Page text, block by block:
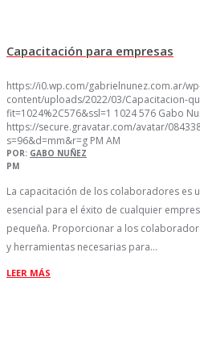
Capacitación para empresas
https://i0.wp.com/gabrielnunez.com.ar/
content/uploads/2022/03/Capacitacion-
fit=1024%2C576&ssl=1 1024576 Gabo
https://secure.gravatar.com/avatar/
s=96&d=mm&r=g PM AM
POR: GABO NUÑEZ
PM
La capacitación de los colaboradores es
esencial para el éxito de cualquier
pequeña. Proporcionar a los
y herramientas necesarias para…
LEER MÁS